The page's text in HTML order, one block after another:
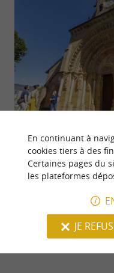
Classée aux Monuments
l'église Sainte-Foy édifiée
historique du ...
En continuant à
cookies tiers à des
Certaines pages du
les plateformes
JE